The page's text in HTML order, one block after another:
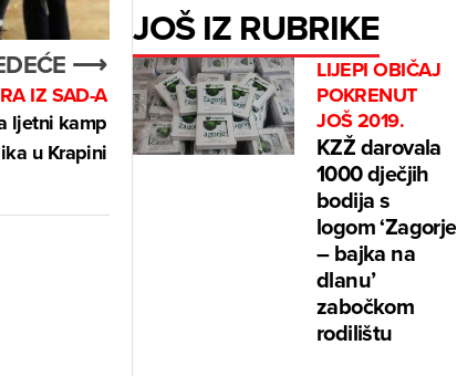
⟶
IZ SAD-A
ljetni kamp
u Krapini
JOŠ IZ RUBRIKE
LIJEPI OBIČAJ
POKRENUT
JOŠ 2019.
KZŽ darovala
1000 dječjih
bodija s
logom ‘Zagorje
– bajka na
dlanu’
zabočkom
rodilištu